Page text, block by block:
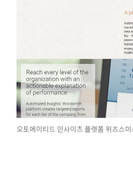
오토메이티드 인사이츠 플랫폼 위즈스미